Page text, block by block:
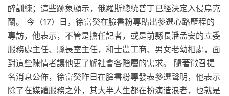
醉訓練；這些跡象顯示，俄羅斯總統普丁已經決定入侵烏克
蘭。 今（17）日，徐富癸在臉書粉專貼出參選心路歷程的
專訪，他表示，不管是擔任記者，或是前縣長潘孟安的立委
服務處主任、縣長室主任，和士農工商、男女老幼相處，面
對這些陳情者讓他更了解社會各階層的需求。 隨著徵召提
名消息公佈，徐富癸昨日在臉書粉專發表參選聲明，他表示
除了在媒體服務之外，其大半人生都在扮演造浪者，也就是